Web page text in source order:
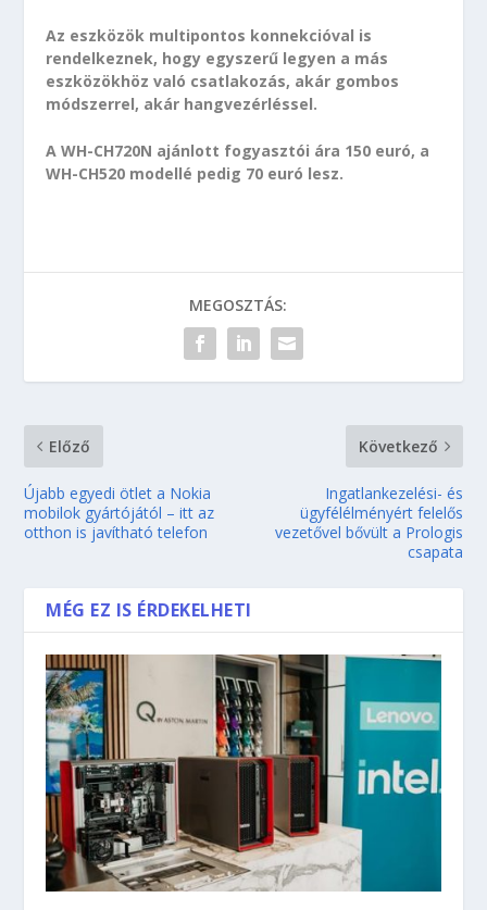
Az eszközök multipontos konnekcióval is
rendelkeznek, hogy egyszerű legyen a más
eszközökhöz való csatlakozás, akár gombos
módszerrel, akár hangvezérléssel.
A WH-CH720N ajánlott fogyasztói ára 150 euró, a
WH-CH520 modellé pedig 70 euró lesz.
MEGOSZTÁS:
Előző
Újabb egyedi ötlet a Nokia
mobilok gyártójától – itt az
otthon is javítható telefon
Következő
Ingatlankezelési- és
ügyfélélményért felelős
vezetővel bővült a Prologis
csapata
MÉG EZ IS ÉRDEKELHETI